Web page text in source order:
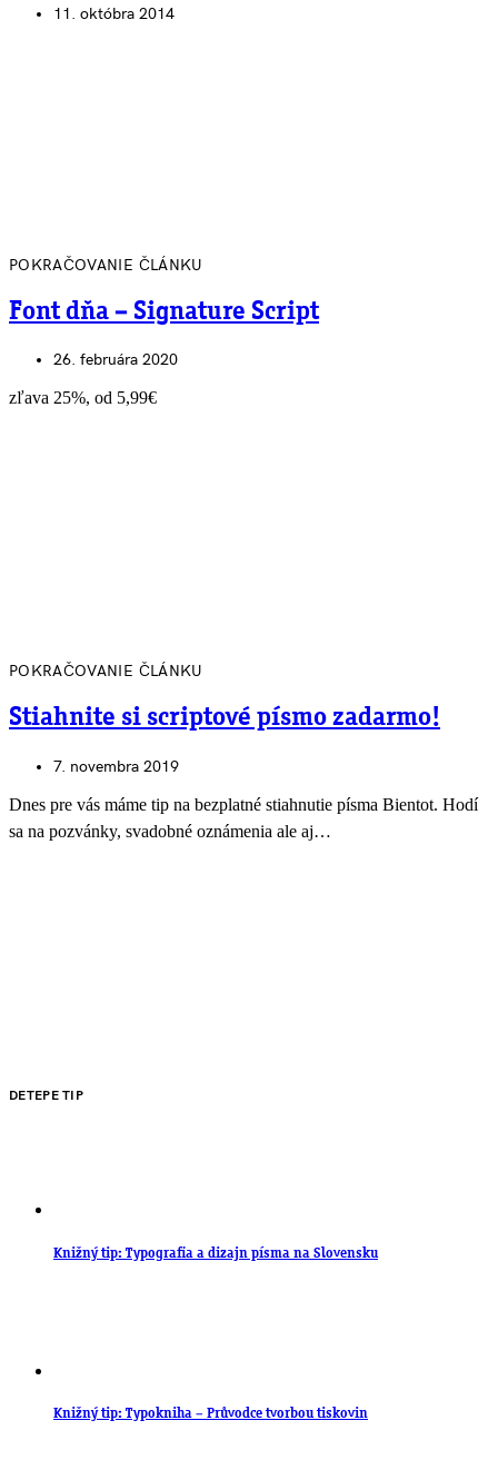
11. októbra 2014
POKRAČOVANIE ČLÁNKU
Font dňa – Signature Script
26. februára 2020
zľava 25%, od 5,99€
POKRAČOVANIE ČLÁNKU
Stiahnite si scriptové písmo zadarmo!
7. novembra 2019
Dnes pre vás máme tip na bezplatné stiahnutie písma Bientot. Hodí
sa na pozvánky, svadobné oznámenia ale aj…
DETEPE TIP
Knižný tip: Typografia a dizajn písma na Slovensku
Knižný tip: Typokniha – Průvodce tvorbou tiskovin